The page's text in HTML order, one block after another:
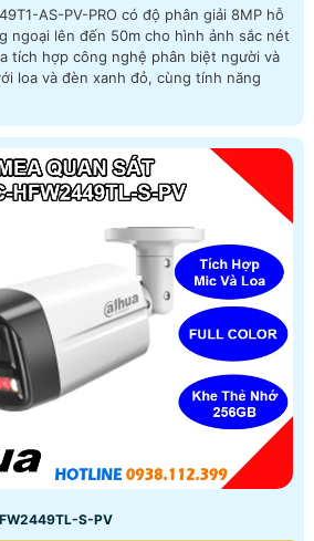
AS-PV-PRO có độ phân giải 8MP hỗ
ngoại lên đến 50m cho hình ảnh sắc nét
loa và đèn xanh đỏ, cùng tính năng
S-PV